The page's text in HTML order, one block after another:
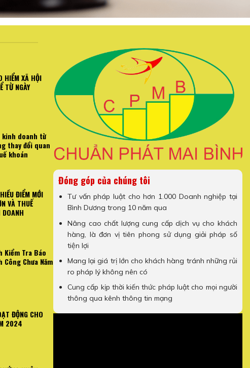
TRỌNG VỀ HÓA ĐƠN
DOANH
HIỂM XÃ HỘI
TỪ NGÀY
kinh doanh từ
thay đổi quan
khoán
ĐIỂM MỚI
VÀ THUẾ
Kiểm Tra Báo
Công Chưa Năm
ĐỘNG CHO
2024
Đóng góp của chúng tôi
Tư vấn pháp luật cho hơn 1.000 Doanh nghiệp tại
Bình Dương trong 10 năm qua
Nâng cao chất lượng cung cấp dịch vụ cho khách
hàng, là đơn vị tiên phong sử dụng giải pháp số
tiện lợi
Mang lại giá trị lớn cho khách hàng tránh những rủi
ro pháp lý không nên có
Cung cấp kịp thời kiến thức pháp luật cho mọi người
thông qua kênh thông tin mạng